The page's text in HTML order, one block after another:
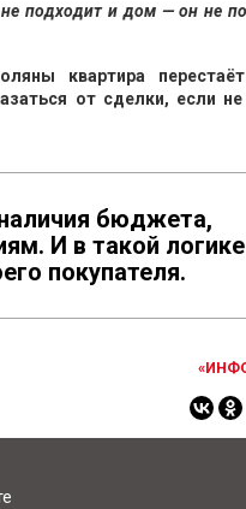
подходит и дом — он не
квартира
от сделки, если
бюджета,
И в такой логике
покупателя.